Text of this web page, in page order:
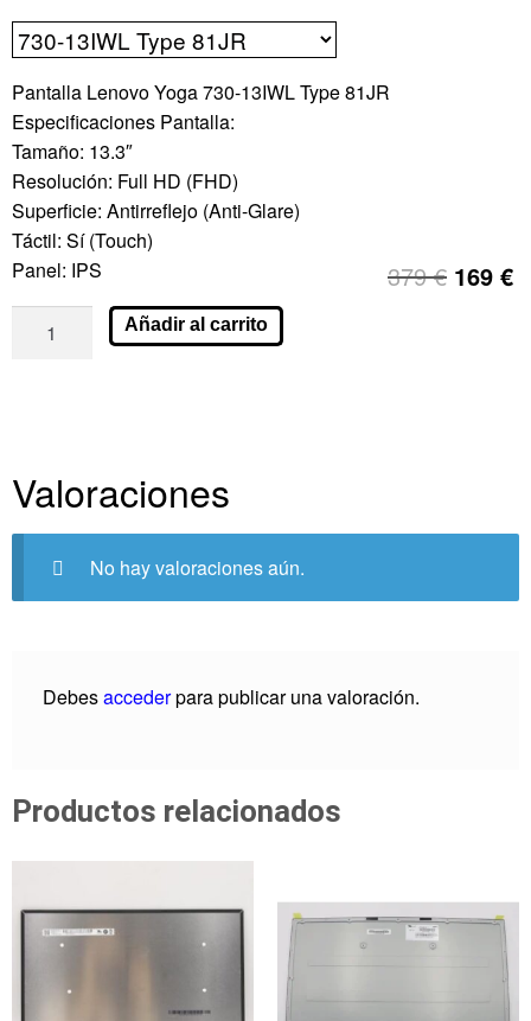
Pantalla Lenovo Yoga 730-13IWL Type 81JR
Especificaciones Pantalla:
Tamaño: 13.3″
Resolución: Full HD (FHD)
Superficie: Antirreflejo (Anti-Glare)
Táctil: Sí (Touch)
Panel: IPS
379€ 169 €
Añadir al carrito
Valoraciones
No hay valoraciones aún.
Debesaccederpara publicar una valoración.
Productos relacionados